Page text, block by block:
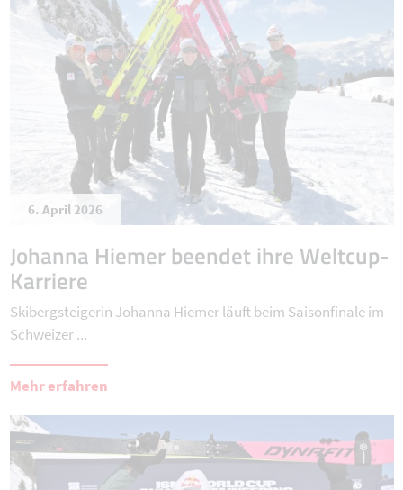
6. April 2026
Johanna Hiemer beendet ihre Weltcup-
Karriere
Skibergsteigerin Johanna Hiemer läuft beim Saisonfinale im
Schweizer ...
Mehr erfahren